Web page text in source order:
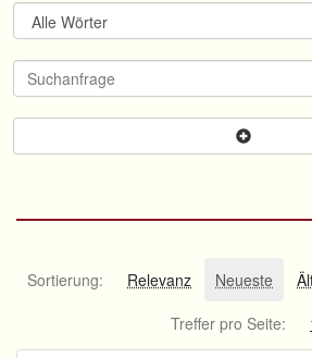
Sortierung: Relevanz Neueste
Treffer pro Seite: